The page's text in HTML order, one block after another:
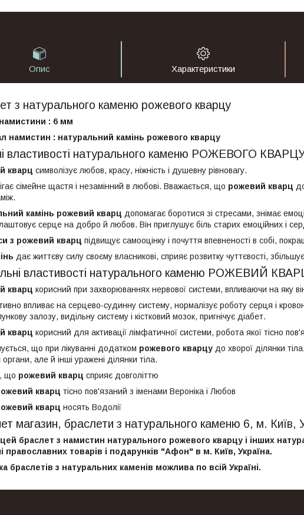
Опис Характеристики
з натурального каменю рожевого кварцу
: 6 мм
намистин : натуральний камінь рожевого кварцу
властивості натурального каменю РОЖЕВОГО
кварц символізує любов, красу, ніжність і душевну рівновагу.
сімейне щастя і незамінний в любові. Вважається, що рожевий кварц
камінь рожевий кварц допомагає боротися зі стресами, знімає
серце на добро й любов. Він приглушує біль старих емоційних і
з рожевий кварц підвищує самооцінку і почуття впевненості в собі,
дає життєву силу своєму власникові, сприяє розвитку чуттєвості, збільшує
властивості натурального каменю РОЖЕВИЙ
кварц корисний при захворюваннях нервової системи, впливаючи на яку
впливає на серцево-судинну систему, нормалізує роботу серця і
залозу, видільну систему і кістковий мозок, пригнічує діабет.
кварц корисний для активації лімфатичної системи, робота якої тісно
що при лікуванні додатком рожевого кварцу до хворої ділянки
органи, але й інші уражені ділянки тіла.
що рожевий кварц сприяє довголіттю
кварц тісно пов'язаний з іменами Вероніка і Любов
кварц носять Водолії
магазин, браслети з натурального каменю 6, м. Київ,
браслет з намистин натурального рожевого кварцу і інших
православних товарів і подарунків "Афон" в м. Київ, Україна.
браслетів з натуральних каменів можлива по всій Україні.